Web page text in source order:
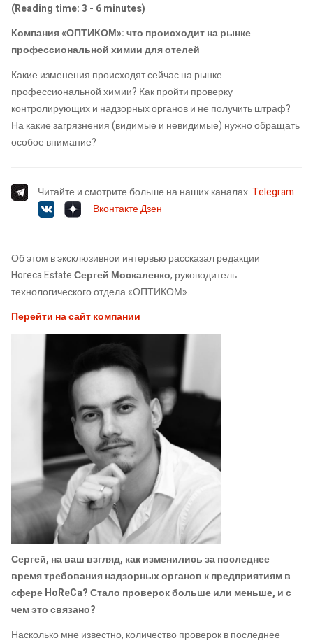
(Reading time: 3 - 6 minutes)
Компания «ОПТИКОМ»: что происходит на рынке
профессиональной химии для отелей
Какие изменения происходят сейчас на рынке
профессиональной химии? Как пройти проверку
контролирующих и надзорных органов и не получить штраф?
На какие загрязнения (видимые и невидимые) нужно обращать
особое внимание?
Читайте и смотрите больше на наших каналах:Telegram
ВконтактеДзен
Об этом в эксклюзивнои интервью рассказал редакции
Horeca.EstateСергей Москаленко, руководитель
технологического отдела «ОПТИКОМ».
Перейти на сайт компании
Сергей, на ваш взгляд, как изменились за последнее
время требования надзорных органов к предприятиям в
сфере HoReCa? Стало проверок больше или меньше, и с
чем это связано?
Насколько мне известно, количество проверок в последнее